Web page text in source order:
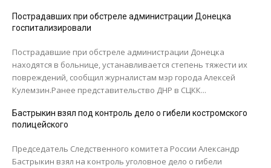
Пострадавших при обстреле администрации Донецка
госпитализировали
Пострадавшие при обстреле администрации Донецка
находятся в больнице, устанавливается степень тяжести их
повреждений, сообщил журналистам мэр города Алексей
Кулемзин.Ранее представительство ДНР в СЦКК...
Бастрыкин взял под контроль дело о гибели костромского
полицейского
Председатель Следственного комитета России Александр
Бастрыкин взял на контроль уголовное дело о гибели